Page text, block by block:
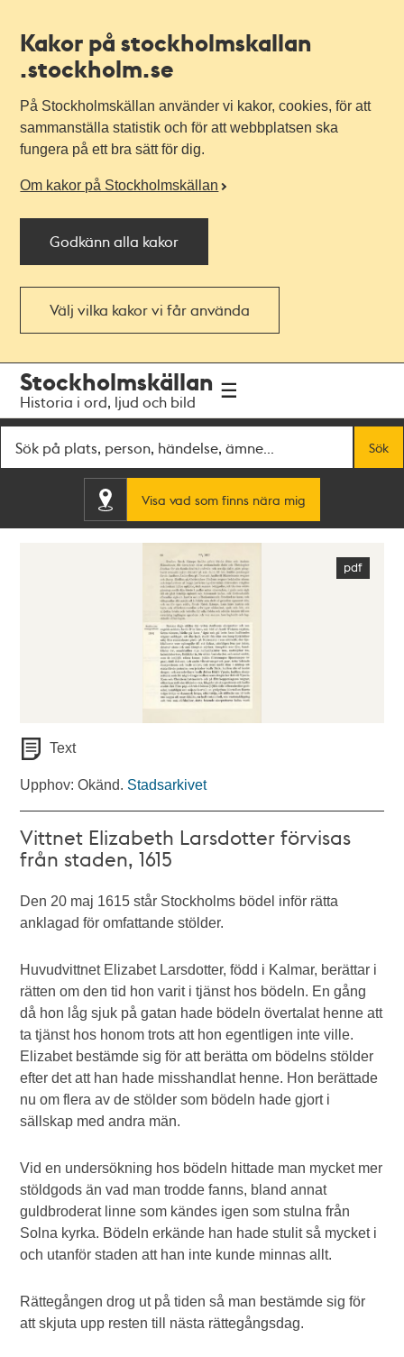
Kakor på stockholmskallan
.stockholm.se
På Stockholmskällan använder vi kakor, cookies, för att
sammanställa statistik och för att webbplatsen ska
fungera på ett bra sätt för dig.
Om kakor på Stockholmskällan
Godkänn alla kakor
Välj vilka kakor vi får använda
navigationen
huvudinnehållet
Stockholmskällan
Historia i ord, ljud och bild
Sök
Visa vad som finns nära mig
Text
Upphov: Okänd. Stadsarkivet
Vittnet Elizabeth Larsdotter förvisas
från staden, 1615
Den 20 maj 1615 står Stockholms bödel inför rätta
anklagad för omfattande stölder.
Huvudvittnet Elizabet Larsdotter, född i Kalmar, berättar i
rätten om den tid hon varit i tjänst hos bödeln. En gång
då hon låg sjuk på gatan hade bödeln övertalat henne att
ta tjänst hos honom trots att hon egentligen inte ville.
Elizabet bestämde sig för att berätta om bödelns stölder
efter det att han hade misshandlat henne. Hon berättade
nu om flera av de stölder som bödeln hade gjort i
sällskap med andra män.
Vid en undersökning hos bödeln hittade man mycket mer
stöldgods än vad man trodde fanns, bland annat
guldbroderat linne som kändes igen som stulna från
Solna kyrka. Bödeln erkände han hade stulit så mycket i
och utanför staden att han inte kunde minnas allt.
Rättegången drog ut på tiden så man bestämde sig för
att skjuta upp resten till nästa rättegångsdag.